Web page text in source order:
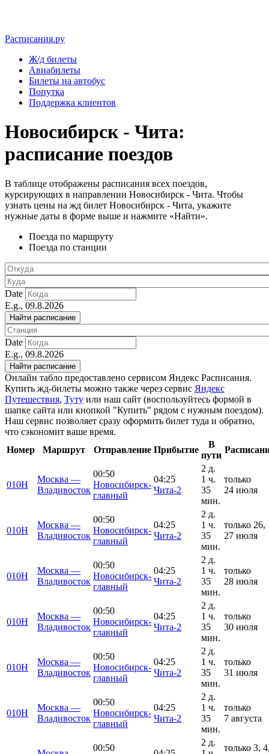
Расписания.ру
Ж/д билеты
Авиабилеты
Билеты на автобус
Попутка
Поддержка клиентов
Новосибирск - Чита:
расписание поездов
В таблице отображены расписания всех поездов,
курсирующих в направлении Новосибирск - Чита. Чтобы
узнать цены на жд билет Новосибирск - Чита, укажите
нужные даты в форме выше и нажмите «Найти».
Поезда по маршруту
Поезда по станции
Date
E.g., 09.8.2026
Date
E.g., 09.8.2026
Онлайн табло предоставлено сервисом Яндекс Расписания.
Купить жд-билеты можно также через сервис Яндекс
Путешествия, Туту или наш сайт (воспользуйтесь формой в
шапке сайта или кнопкой "Купить" рядом с нужным поездом).
Наш сервис позволяет сразу оформить билет туда и обратно,
что сэкономит ваше время.
Номер
Маршрут Отправление Прибытие
В
пути
010Н
Москва —
Владивосток
00:50
Новосибирск-
главный
04:25
Чита-2
2 д.
1 ч.
35
мин.
только
24 июля
010Н
Москва —
Владивосток
00:50
Новосибирск-
главный
04:25
Чита-2
2 д.
1 ч.
35
мин.
только 26,
27 июля
010Н
Москва —
Владивосток
00:50
Новосибирск-
главный
04:25
Чита-2
2 д.
1 ч.
35
мин.
только
28 июля
010Н
Москва —
Владивосток
00:50
Новосибирск-
главный
04:25
Чита-2
2 д.
1 ч.
35
мин.
только
30 июля
010Н
Москва —
Владивосток
00:50
Новосибирск-
главный
04:25
Чита-2
2 д.
1 ч.
35
мин.
только
31 июля
010Н
Москва —
Владивосток
00:50
Новосибирск-
главный
04:25
Чита-2
2 д.
1 ч.
35
мин.
только
7 августа
00:50
2 д.
только 3,